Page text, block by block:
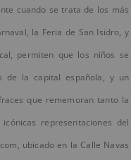
cuando se trata de los más
la Feria de San Isidro, y
permiten que los niños se
de la capital española, y un
que rememoran tanto la
representaciones del
ubicado en la Calle Navas